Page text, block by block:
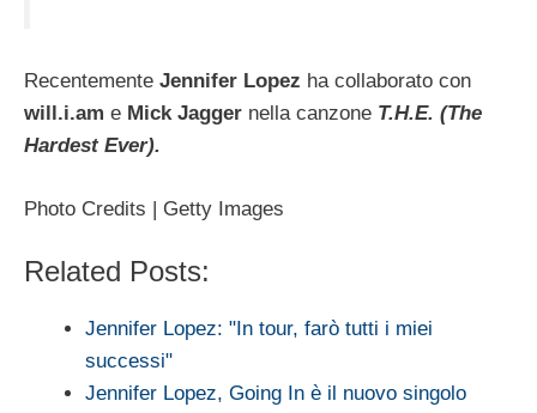
Recentemente Jennifer Lopez ha collaborato con
will.i.am e Mick Jagger nella canzone T.H.E. (The
Hardest Ever).
Photo Credits | Getty Images
Related Posts:
Jennifer Lopez: "In tour, farò tutti i miei
successi"
Jennifer Lopez, Going In è il nuovo singolo